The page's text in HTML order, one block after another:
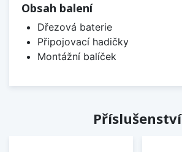
Obsah balení
Dřezová baterie
Připojovací hadičky
Montážní balíček
Příslušenství